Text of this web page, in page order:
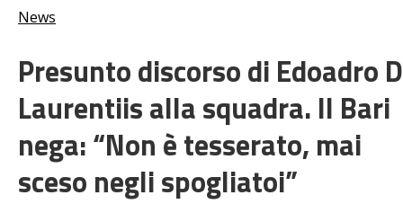
Calciomercato
News
Presunto discorso di Edoadro
Laurentiis alla squadra. Il Bari
nega: “Non è tesserato, mai
sceso negli spogliatoi”